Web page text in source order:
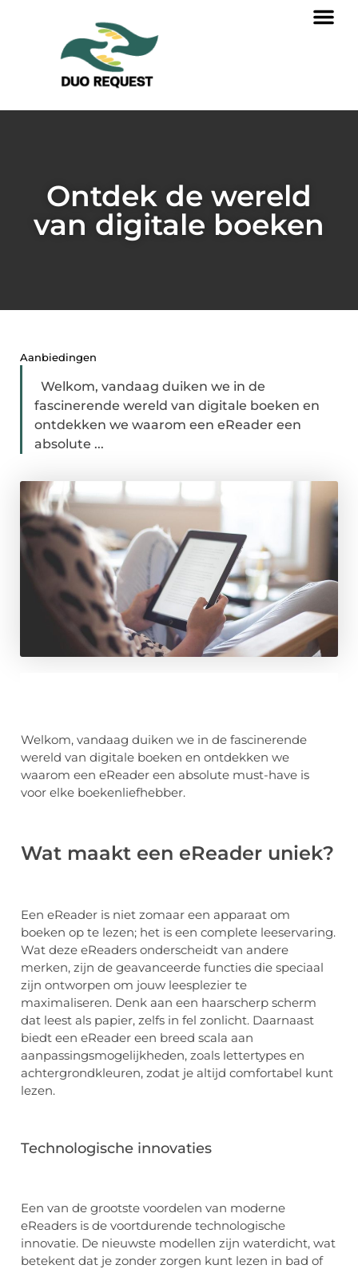
Ontdek de wereld
van digitale boeken
Aanbiedingen
Welkom, vandaag duiken we in de
fascinerende wereld van digitale boeken en
ontdekken we waarom een eReader een
absolute ...
Welkom, vandaag duiken we in de fascinerende
wereld van digitale boeken en ontdekken we
waarom een eReader een absolute must-have is
voor elke boekenliefhebber.
Wat maakt een eReader uniek?
Een eReader is niet zomaar een apparaat om
boeken op te lezen; het is een complete leeservaring.
Wat deze eReaders onderscheidt van andere
merken, zijn de geavanceerde functies die speciaal
zijn ontworpen om jouw leesplezier te
maximaliseren. Denk aan een haarscherp scherm
dat leest als papier, zelfs in fel zonlicht. Daarnaast
biedt een eReader een breed scala aan
aanpassingsmogelijkheden, zoals lettertypes en
achtergrondkleuren, zodat je altijd comfortabel kunt
lezen.
Technologische innovaties
Een van de grootste voordelen van moderne
eReaders is de voortdurende technologische
innovatie. De nieuwste modellen zijn waterdicht, wat
betekent dat je zonder zorgen kunt lezen in bad of